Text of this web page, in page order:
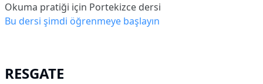
Okuma pratiği için Portekizce dersi
Bu dersi şimdi öğrenmeye başlayın
RESGATE